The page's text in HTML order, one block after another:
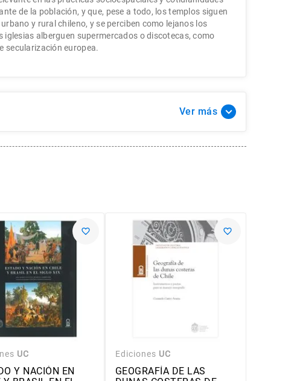
de la población, y que, pese a todo, los templos siguen
y rural chileno, y se perciben como lejanos los
iglesias alberguen supermercados o discotecas, como
secularización europea.
Ver
UC
Y NACIÓN EN
Ediciones UC
GEOGRAFÍA DE LAS